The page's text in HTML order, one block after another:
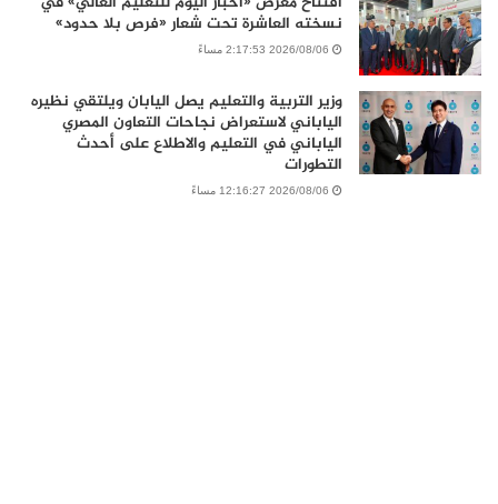
نسخته العاشرة تحت شعار «فرص بلا حدود»
2026/08/06 2:17:53 مساءً
وزير التربية والتعليم يصل اليابان ويلتقي نظيره
الياباني لاستعراض نجاحات التعاون المصري
الياباني في التعليم والاطلاع على أحدث
التطورات
2026/08/06 12:16:27 مساءً